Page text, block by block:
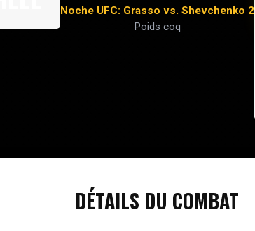
Noche UFC: Grasso vs. Shevchenko 2
Poids coq
DÉTAILS DU COMBAT